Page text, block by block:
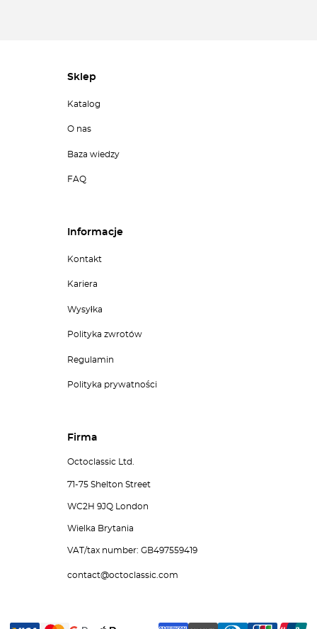
Sklep
Katalog
O nas
Baza wiedzy
FAQ
Informacje
Kontakt
Kariera
Wysyłka
Polityka zwrotów
Regulamin
Polityka prywatności
Firma
Octoclassic Ltd.
71-75 Shelton Street
WC2H 9JQ London
Wielka Brytania
VAT/tax number: GB497559419
contact@octoclassic.com